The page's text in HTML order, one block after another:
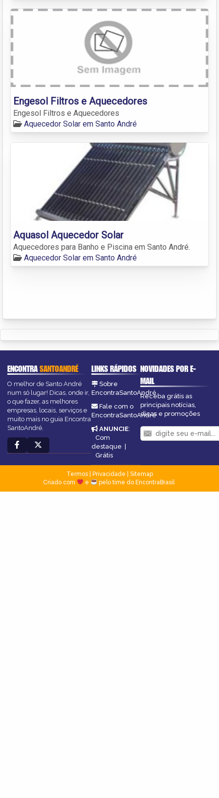
Engesol Filtros e Aquecedores
Engesol Filtros e Aquecedores
Aquecedor Solar em Santo André
Aquasol Aquecedor Solar
Aquecedores para Banho e Piscina em Santo André.
Aquecedor Solar em Santo André
ENCONTRASANTOANDRÉ
O melhor de Santo André
num só lugar! Dicas, onde ir,
o que fazer, as melhores
empresas, locais, serviços e
muito mais no guia Encontra
SantoAndré.
LINKS RÁPIDOS
Sobre
EncontraSantoAndré
Fale com o
EncontraSantoAndré
ANUNCIE:
Com
destaque |
Grátis
NOVIDADES POR E-
MAIL
Receba grátis as
principais notícias,
dicas e promoções
Termos| Privacidade
Sitemap
Criado com
e pelo time do EncontraBrasil